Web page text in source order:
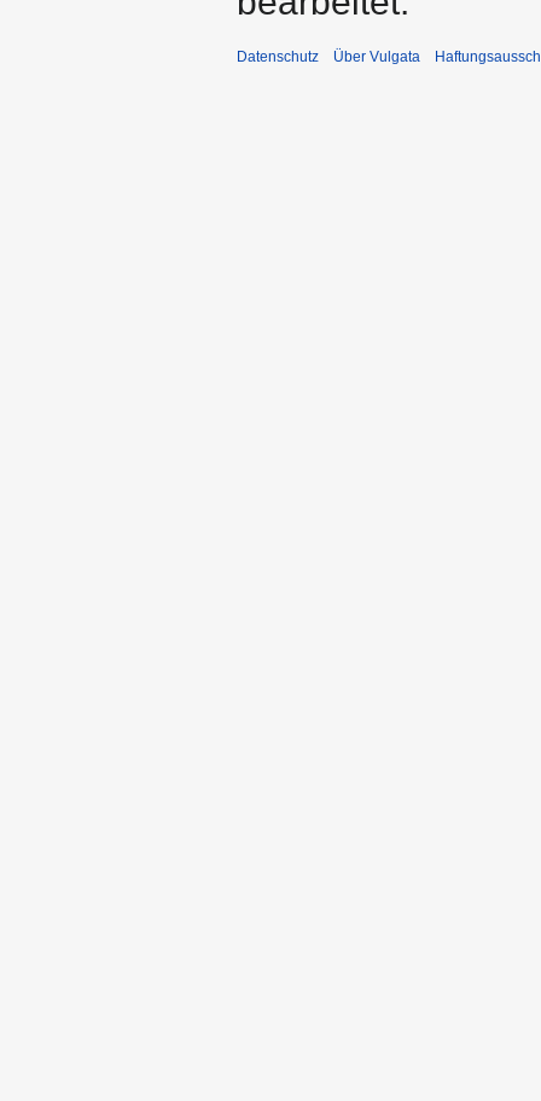
Datenschutz Über Vulgata